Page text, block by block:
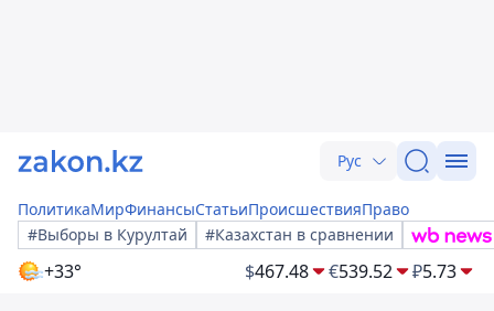
Рус
ПолитикаМирФинансыСтатьиПроисшествияПраво
#Выборы в Курултай
#Казахстан в сравнении
+33° $467.48 €539.52 ₽5.73